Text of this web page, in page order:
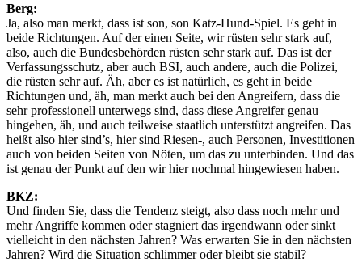
Berg:
Ja, also man merkt, dass ist son, son Katz-Hund-Spiel. Es geht in
beide Richtungen. Auf der einen Seite, wir rüsten sehr stark auf,
also, auch die Bundesbehörden rüsten sehr stark auf. Das ist der
Verfassungsschutz, aber auch BSI, auch andere, auch die Polizei,
die rüsten sehr auf. Äh, aber es ist natürlich, es geht in beide
Richtungen und, äh, man merkt auch bei den Angreifern, dass die
sehr professionell unterwegs sind, dass diese Angreifer genau
hingehen, äh, und auch teilweise staatlich unterstützt angreifen. Das
heißt also hier sind’s, hier sind Riesen-, auch Personen, Investitionen
auch von beiden Seiten von Nöten, um das zu unterbinden. Und das
ist genau der Punkt auf den wir hier nochmal hingewiesen haben.
BKZ:
Und finden Sie, dass die Tendenz steigt, also dass noch mehr und
mehr Angriffe kommen oder stagniert das irgendwann oder sinkt
vielleicht in den nächsten Jahren? Was erwarten Sie in den nächsten
Jahren? Wird die Situation schlimmer oder bleibt sie stabil?